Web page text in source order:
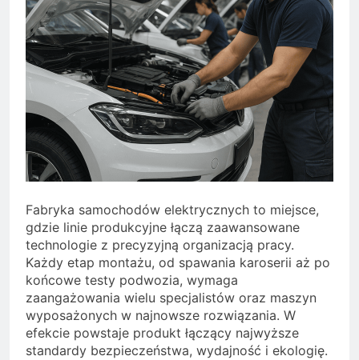
Fabryka samochodów elektrycznych to miejsce,
gdzie linie produkcyjne łączą zaawansowane
technologie z precyzyjną organizacją pracy.
Każdy etap montażu, od spawania karoserii aż po
końcowe testy podwozia, wymaga
zaangażowania wielu specjalistów oraz maszyn
wyposażonych w najnowsze rozwiązania. W
efekcie powstaje produkt łączący najwyższe
standardy bezpieczeństwa, wydajność i ekologię.